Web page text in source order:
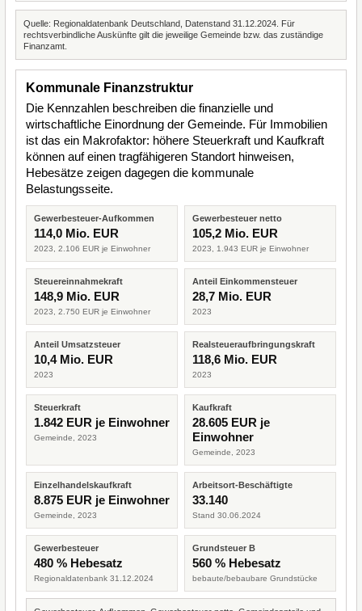
Quelle: Regionaldatenbank Deutschland, Datenstand 31.12.2024. Für
rechtsverbindliche Auskünfte gilt die jeweilige Gemeinde bzw. das zuständige
Finanzamt.
Kommunale Finanzstruktur
Die Kennzahlen beschreiben die finanzielle und
wirtschaftliche Einordnung der Gemeinde. Für Immobilien
ist das ein Makrofaktor: höhere Steuerkraft und Kaufkraft
können auf einen tragfähigeren Standort hinweisen,
Hebesätze zeigen dagegen die kommunale
Belastungsseite.
Gewerbesteuer-Aufkommen
114,0 Mio. EUR
2023, 2.106 EUR je Einwohner
Gewerbesteuer netto
105,2 Mio. EUR
2023, 1.943 EUR je Einwohner
Steuereinnahmekraft
148,9 Mio. EUR
2023, 2.750 EUR je Einwohner
Anteil Einkommensteuer
28,7 Mio. EUR
2023
Anteil Umsatzsteuer
10,4 Mio. EUR
2023
Realsteueraufbringungskraft
118,6 Mio. EUR
2023
Steuerkraft
1.842 EUR je Einwohner
Gemeinde, 2023
Kaufkraft
28.605 EUR je
Einwohner
Gemeinde, 2023
Einzelhandelskaufkraft
8.875 EUR je Einwohner
Gemeinde, 2023
Arbeitsort-Beschäftigte
33.140
Stand 30.06.2024
Gewerbesteuer
480 % Hebesatz
Regionaldatenbank 31.12.2024
Grundsteuer B
560 % Hebesatz
bebaute/bebaubare Grundstücke